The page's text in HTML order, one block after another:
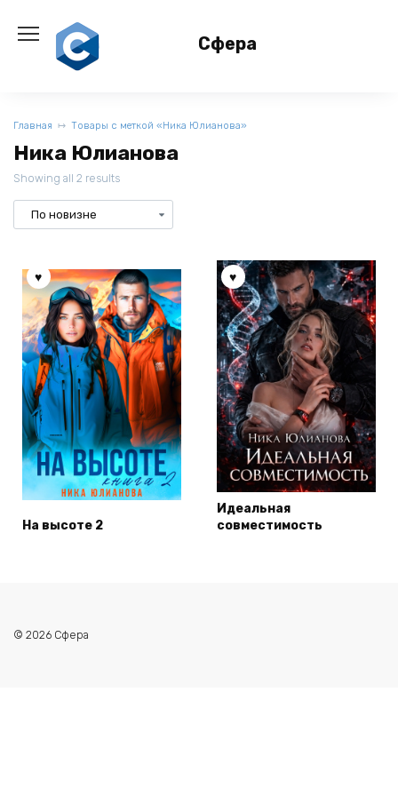
содержанию
Сфера
Главная Товары с меткой «Ника Юлианова»
Ника Юлианова
Showing all 2 results
На высоте 2
Идеальная
совместимость
© 2026 Сфера